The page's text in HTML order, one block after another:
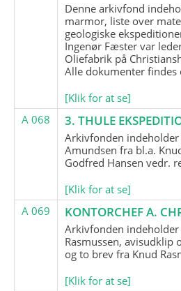
Denne arkivfond
marmor, liste over
geologiske
Ingenør Fæster var
Oliefabrik på
Alle dokumenter findes
[Klik for at se]
A 068
3. THULE
Arkivfonden
Amundsen fra bl.a.
Godfred Hansen vedr.
[Klik for at se]
A 069
KONTORCHEF A.
Arkivfonden
Rasmussen, avisudklip
og to brev fra Knud
[Klik for at se]